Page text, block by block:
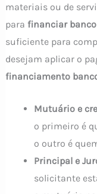
materiais ou de
para financiar
suficiente para
desejam aplicar o
financiamento
Mutuário e
o primeiro é
o outro é
Principal e
solicitante